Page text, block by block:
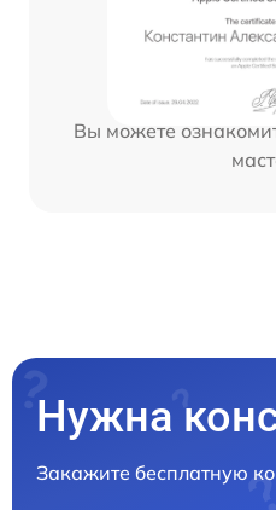
Вы можете
Нужна
Закажите бесплатную